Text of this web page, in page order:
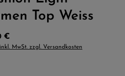
Top Weiss
Preis:
€
MwSt. zzgl. Versandkosten